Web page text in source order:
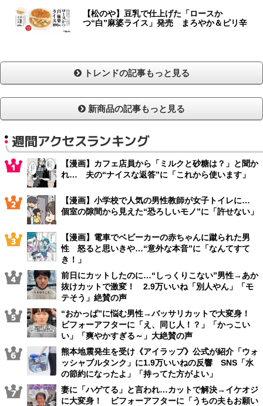
【松のや】豆乳で仕上げた「ロースか
つ“白”麻婆ライス」発売 まろやか＆ピリ辛
トレンドの記事もっと見る
新商品の記事もっと見る
週間アクセスランキング
【漫画】カフェ店員から「ミルクと砂糖は？」と聞か
れ… 夫の“ナイスな返答”に「これから使います」
【漫画】小学校で人気の男性教師が女子トイレに…
個室の隙間から見えた“恐ろしいモノ”に「許せない」
【漫画】電車でベビーカーの赤ちゃんに蹴られた男
性 怒ると思いきや…“意外な本音”に「なんてすて
き！」
前日にカットしたのに…“しっくりこない”男性→あか
抜けカットで激変！ 2.9万いいね「別人やん」「モ
テそう」絶賛の声
“おかっぱ”に悩む男性→バッサリカットで大変身！
ビフォーアフターに「え、同じ人！？」「かっこい
い」「爽やかすぎる～」大絶賛の声
熊本地震発生を受け《アイラップ》公式が紹介「ウォ
ッシャブルタンク」に1.9万いいねの反響 SNS「水
の節約になったよ」「持ってた方がよい」
妻に「ハゲてる」と言われ…カットで解決→イケオジ
に大変身！ ビフォーアフターに「うちの夫もお願い